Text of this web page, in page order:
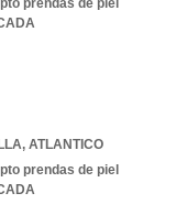
prendas de piel
, ATLANTICO
prendas de piel